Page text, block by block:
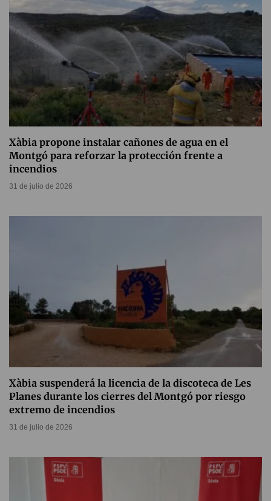
Xàbia propone instalar cañones de agua en el
Montgó para reforzar la protección frente a
incendios
31 de julio de 2026
Xàbia suspenderá la licencia de la discoteca de Les
Planes durante los cierres del Montgó por riesgo
extremo de incendios
31 de julio de 2026